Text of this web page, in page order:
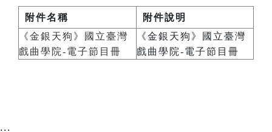
附件名稱
附件說明
《金銀天狗》國立臺灣
戲曲學院-電子節目冊
《金銀天狗》國立臺灣
戲曲學院-電子節目冊